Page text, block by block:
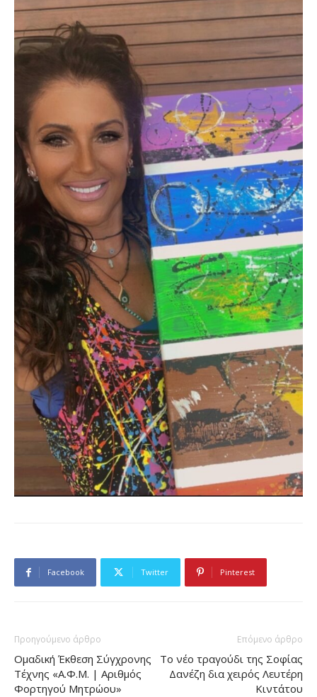
Facebook Twitter Pinterest
Προηγούμενο άρθρο
Ομαδική Έκθεση Σύγχρονης
Τέχνης «Α.Φ.Μ. | Αριθμός
Φορτηγού Μητρώου»
Επόμενο άρθρο
Το νέο τραγούδι της Σοφίας
Δανέζη δια χειρός Λευτέρη
Κιντάτου